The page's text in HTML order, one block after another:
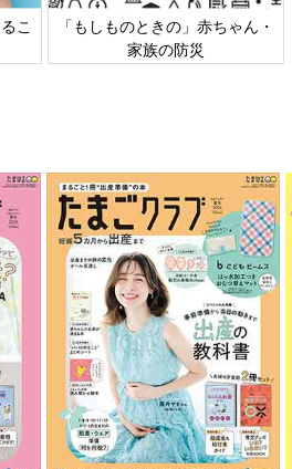
しょう。
ードなど食品類は、パントリーなど
きるのがベストです。
に「ベビー用品の選び方と収納」に
るので、参考にしてみてください。
に聞いて納得！赤ちゃんが産ま
意識改革！ベビー用品の選び方
心得
が生まれると、今まで家になかったモ
これ増えていきます。オムツやおしり
ーゼ、ケア用品、ほ乳ビン、おもち
服もかわいくて色々欲しくなってしま
さまざまな種類のモノが増えるので、
納したらいいの？と悩む方も少なくあ
。赤ちゃんが産まれるまでに、意識し
いことは3つ。育児しやすい環境を整
ちゃんのいる暮らしをラクに楽しく」
ましょう！
えりこ）
ない女だった過去の経験を活かして、
納アドバイザーとして活動する片づ
スフリーに生きる近道」をモットー
こ
「もしものときの」赤ちゃん・
家族の防災